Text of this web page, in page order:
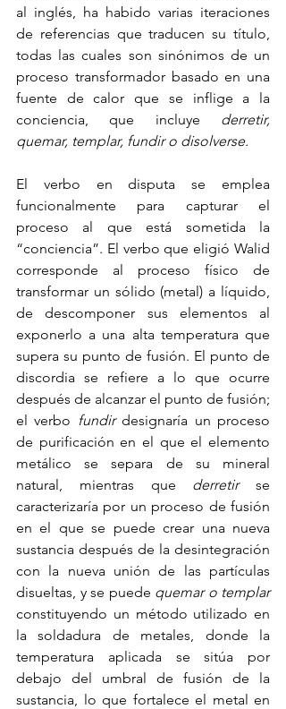
al inglés, ha habido varias iteraciones
de referencias que traducen su título,
todas las cuales son sinónimos de un
proceso transformador basado en una
fuente de calor que se inflige a la
conciencia, que incluye derretir,
quemar, templar, fundir o disolverse.
El verbo en disputa se emplea
funcionalmente para capturar el
proceso al que está sometida la
“conciencia”. El verbo que eligió Walid
corresponde al proceso físico de
transformar un sólido (metal) a líquido,
de descomponer sus elementos al
exponerlo a una alta temperatura que
supera su punto de fusión. El punto de
discordia se refiere a lo que ocurre
después de alcanzar el punto de fusión;
el verbo fundir designaría un proceso
de purificación en el que el elemento
metálico se separa de su mineral
natural, mientras que derretir se
caracterizaría por un proceso de fusión
en el que se puede crear una nueva
sustancia después de la desintegración
con la nueva unión de las partículas
disueltas, y se puede quemar o templar
constituyendo un método utilizado en
la soldadura de metales, donde la
temperatura aplicada se sitúa por
debajo del umbral de fusión de la
sustancia, lo que fortalece el metal en